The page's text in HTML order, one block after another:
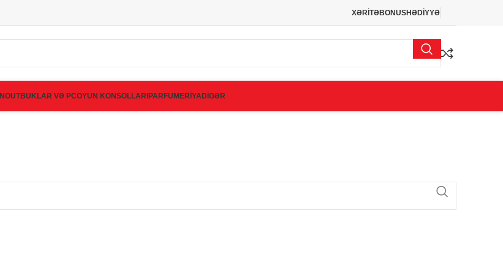
XƏRİTƏBONUSHƏDİYYƏ
NOUTBUKLAR VƏ PCOYUN KONSOLLARI PARFUMERİYADİGƏR